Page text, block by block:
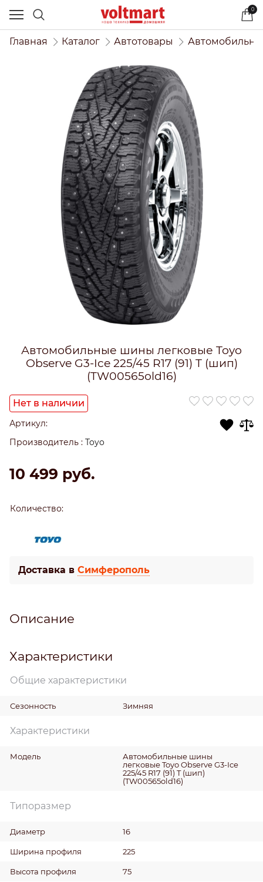
0
Главная Каталог Автотовары
Автомобильные шины легковые Toyo
Observe G3-Ice 225/45 R17 (91) T (шип)
(TW00565old16)
Нет в наличии
Артикул:
Производитель : Toyo
10 499 руб.
Количество:
Доставка в Симферополь
Описание
Характеристики
Общие характеристики
Сезонность Зимняя
Характеристики
Модель
Автомобильные шины
легковые Toyo Observe G3-Ice
225/45 R17 (91) T (шип)
(TW00565old16)
Типоразмер
Диаметр 16
Ширина профиля 225
Высота профиля 75